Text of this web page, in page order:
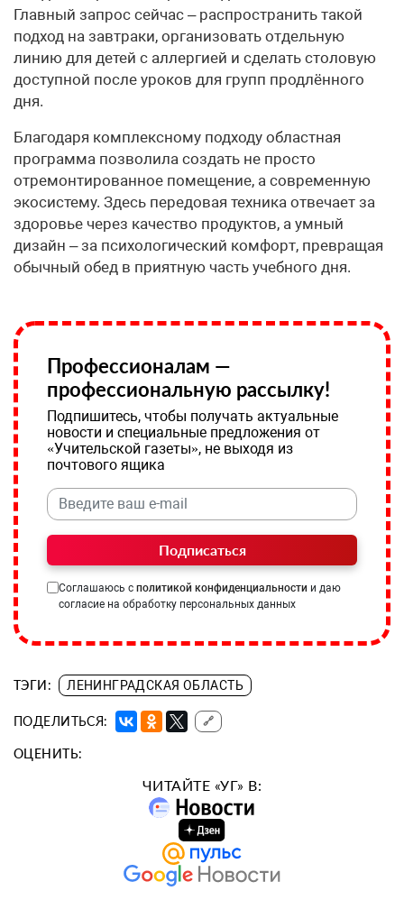
Главный запрос сейчас – распространить такой
подход на завтраки, организовать отдельную
линию для детей с аллергией и сделать столовую
доступной после уроков для групп продлённого
дня.
Благодаря комплексному подходу областная
программа позволила создать не просто
отремонтированное помещение, а современную
экосистему. Здесь передовая техника отвечает за
здоровье через качество продуктов, а умный
дизайн – за психологический комфорт, превращая
обычный обед в приятную часть учебного дня.
Профессионалам —
профессиональную рассылку!
Подпишитесь, чтобы получать актуальные
новости и специальные предложения от
«Учительской газеты», не выходя из
почтового ящика
Подписаться
Соглашаюсь с политикой конфиденциальности и даю
согласие на обработку персональных данных
ТЭГИ: ЛЕНИНГРАДСКАЯ ОБЛАСТЬ
ПОДЕЛИТЬСЯ: 🔗
ОЦЕНИТЬ:
ЧИТАЙТЕ «УГ» В: